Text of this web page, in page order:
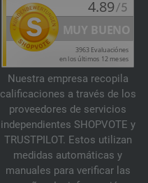
Nuestra empresa recopila
calificaciones a través de los
proveedores de servicios
independientes SHOPVOTE y
TRUSTPILOT. Estos utilizan
medidas automáticas y
manuales para verificar las